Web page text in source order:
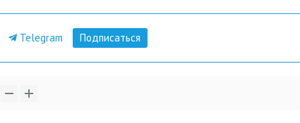
Telegram Подписаться